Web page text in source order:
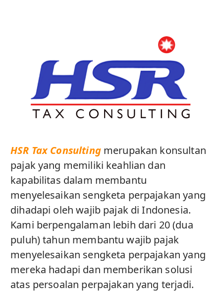
HSR Tax Consultingmerupakan konsultan
pajak yang memiliki keahlian dan
kapabilitas dalam membantu
menyelesaikan sengketa perpajakan yang
dihadapi oleh wajib pajak di Indonesia.
Kami berpengalaman lebih dari 20 (dua
puluh) tahun membantu wajib pajak
menyelesaikan sengketa perpajakan yang
mereka hadapi dan memberikan solusi
atas persoalan perpajakan yang terjadi.